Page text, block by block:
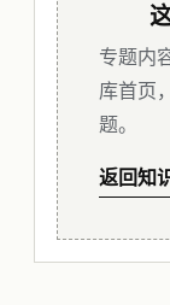
专题内
库首页
题。
返回知